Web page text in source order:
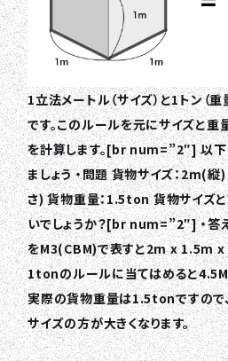
1立法メートル（サイズ）と1トン（
です。このルールを元にサイズと
を計算します。[br num=”2″] 以
ましょう ・問題 貨物サイズ：
さ) 貨物重量：1.5ton 貨物サイズ
いでしょうか？[br num=”2″] ・答
をM3(CBM)で表すと2m x 1.5m x
1tonのルールに当てはめると
実際の貨物重量は1.5tonですの
サイズの方が大きくなります。